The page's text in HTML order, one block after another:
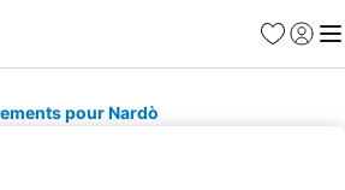
Favoris
Se
pour Nardò